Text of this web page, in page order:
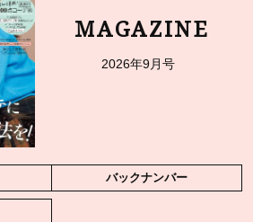
MAGAZINE
2026年9月号
バックナンバー